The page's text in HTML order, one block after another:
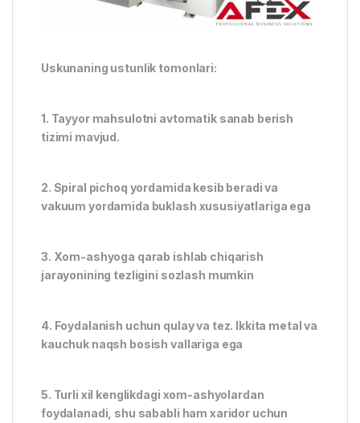
Uskunaning ustunlik tomonlari:
1. Tayyor mahsulotni avtomatik sanab berish
tizimi mavjud.
2. Spiral pichoq yordamida kesib beradi va
vakuum yordamida buklash xususiyatlariga ega
3. Xom-ashyoga qarab ishlab chiqarish
jarayonining tezligini sozlash mumkin
4. Foydalanish uchun qulay va tez. Ikkita metal va
kauchuk naqsh bosish vallariga ega
5. Turli xil kenglikdagi xom-ashyolardan
foydalanadi, shu sababli ham xaridor uchun